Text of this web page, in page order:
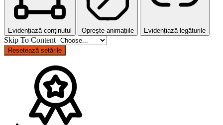
Evidențiază conținutul Oprește animațiile Evidențiază legăturile
Skip To Content
Resetează setările